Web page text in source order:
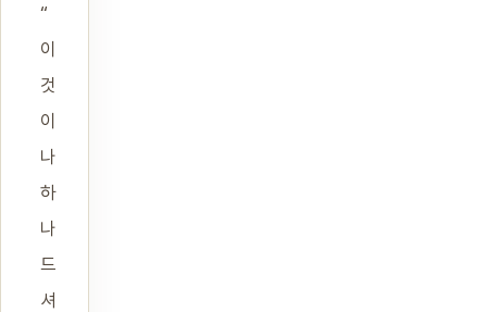
“
이
것
이
나
하
나
드
셔